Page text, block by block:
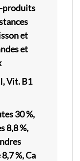
produits
et
et
Vit. B1
30 %,
8,8 %,
%, Ca